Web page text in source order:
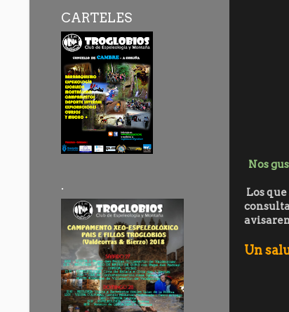
Nos
Los
Un
CARTELES
.